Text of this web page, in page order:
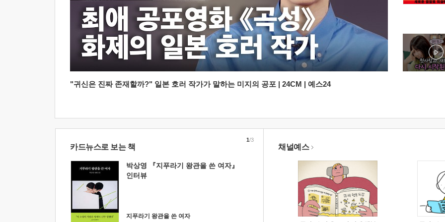
"귀신은 진짜 존재할까?" 일본 호러 작가가 말하는 미지의 공포 | 24CM | 예스24
카드뉴스로 보는 책
박상영 『지푸라기 왕관을 쓴 여자』
인터뷰
지푸라기 왕관을 쓴 여자
1/3
채널예스